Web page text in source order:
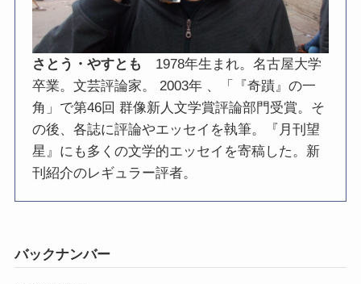
さとう・やすとも
1978年生まれ。名古屋大学
卒業。文芸評論家。 2003年 、「『奇蹟』の一
角」で第46回 群像新人文学賞評論部門受賞。そ
の後、各誌に評論やエッセイを執筆。『月刊望
星』にも多くの文学的エッセイを寄稿した。新
刊紹介のレギュラー評者。
バックナンバー